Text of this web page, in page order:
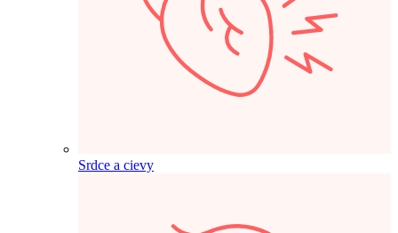
Srdce a cievy